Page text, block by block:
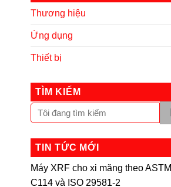
Thương hiệu
Ứng dụng
Thiết bị
TÌM KIẾM
TIN TỨC MỚI
Máy XRF cho xi măng theo ASTM
C114 và ISO 29581-2